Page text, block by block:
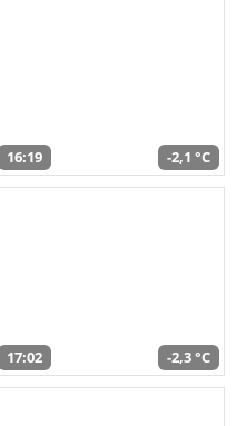
16:19 -2,1 °C
17:02 -2,3 °C